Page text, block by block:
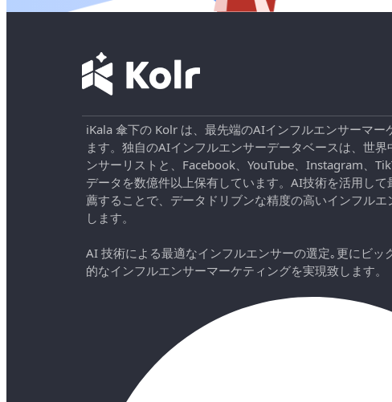
iKala 傘下の Kolr は、最先端のAIインフルエンサーマー
ます。独自のAIインフルエンサーデータベースは、世
ンサーリストと、Facebook、YouTube、Instagram、
データを数億件以上保有しています。AI技術を活用し
薦することで、データドリブンな精度の高いインフル
します。
AI 技術による最適なインフルエンサーの選定｡更にビッ
的なインフルエンサーマーケティングを実現致します。